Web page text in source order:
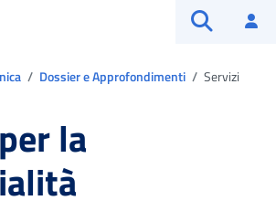
Dossier e Approfondimenti
Servizi
la